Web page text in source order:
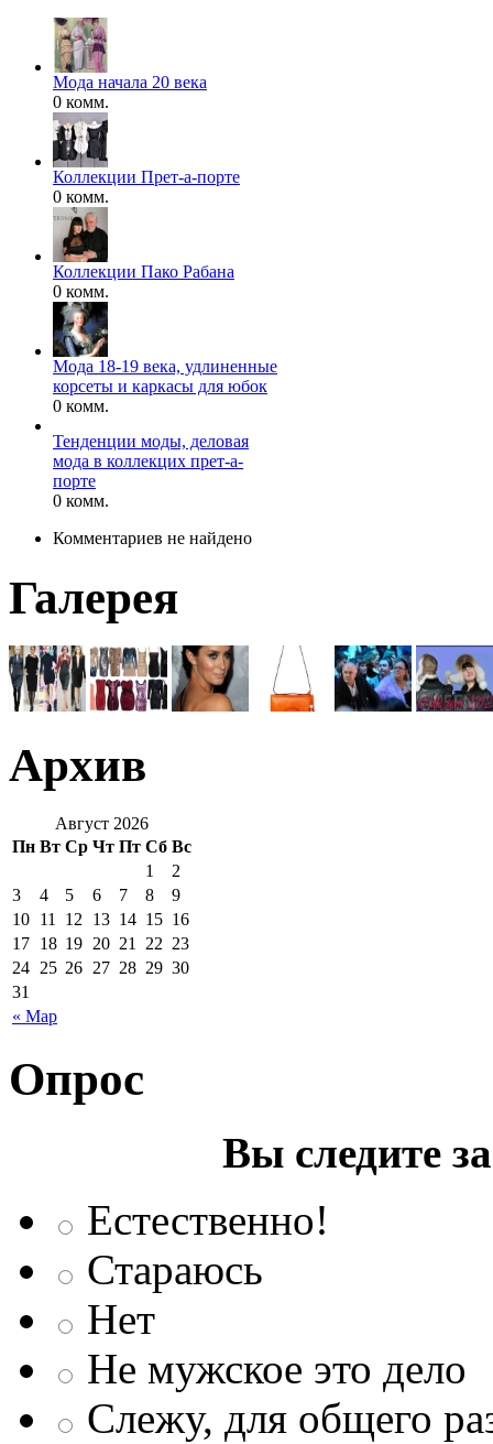
Мода начала 20 века
0 комм.
Коллекции Прет-а-порте
0 комм.
Коллекции Пако Рабана
0 комм.
Мода 18-19 века, удлиненные
корсеты и каркасы для юбок
0 комм.
Тенденции моды, деловая
мода в коллекцих прет-а-
порте
0 комм.
Комментариев не найдено
Галерея
Архив
Август 2026
Пн Вт Ср Чт Пт Сб Вс
« Мар
1
2
3
4 5 6 7 8
9
10 11 12 13 14 15 16
17 18 19 20 21 22 23
24 25 26 27 28 29 30
31
Опрос
Вы следите
Естественно!
Стараюсь
Нет
Не мужское это дело
Слежу, для общего